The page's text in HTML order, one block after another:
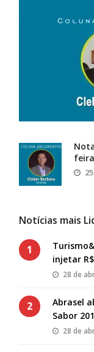
Notícias mais
1
injetar
28 de
2
Abrasel
Sabor
28 de